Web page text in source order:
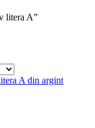
litera A”